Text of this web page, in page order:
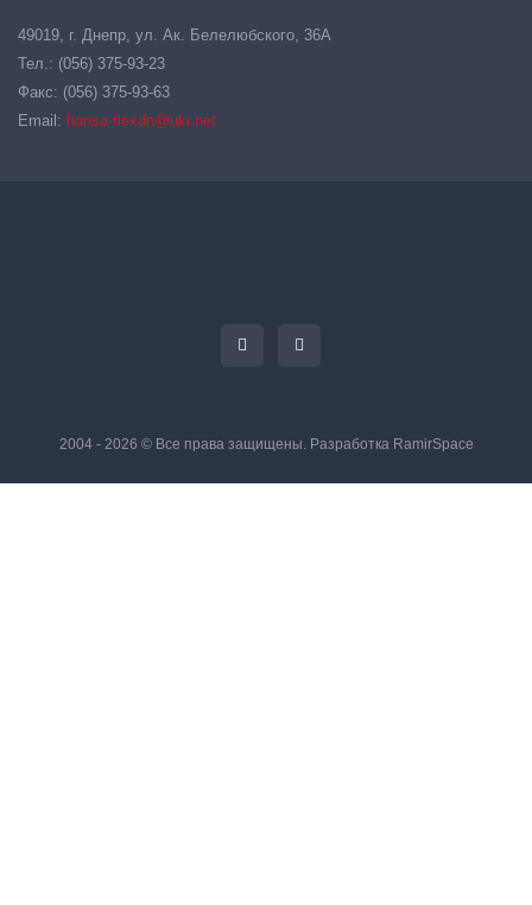
49019, г. Днепр, ул. Ак. Белелюбского, 36А
Тел.: (056) 375-93-23
Факс: (056) 375-93-63
Email: hansa-flexdn@ukr.net
2004 - 2026 © Все права защищены. Разработка RamirSpace